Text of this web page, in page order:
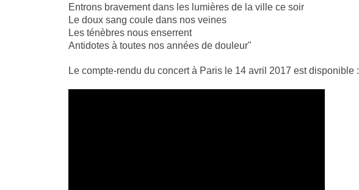
Entrons bravement dans les lumières de la ville ce soir
Le doux sang coule dans nos veines
Les ténèbres nous enserrent
Antidotes à toutes nos années de douleur"
Le compte-rendu du concert à Paris le 14 avril 2017 est disponible :